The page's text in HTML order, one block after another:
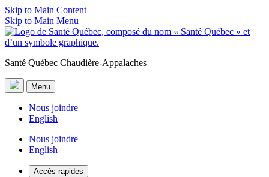
Skip to Main Content
Skip to Main Menu
Santé Québec Chaudière-Appalaches
Menu
Nous joindre
English
Nous joindre
English
Accès rapides